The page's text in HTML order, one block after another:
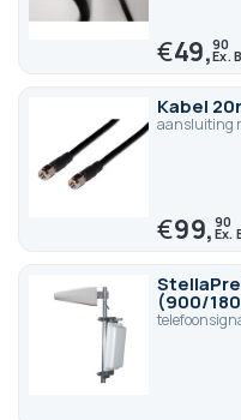
€49,90
Kabel
aansluiting
€99,90
(900/